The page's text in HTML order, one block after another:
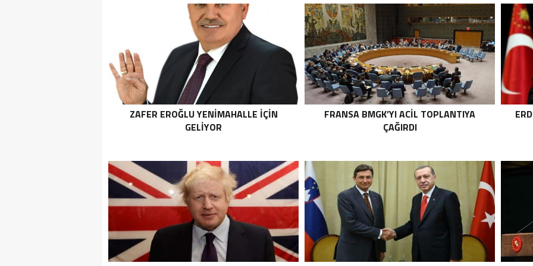
ZAFER EROĞLU YENIMAHALLE İÇIN
GELIYOR
FRANSA BMGK’YI ACIL TOPLANTIYA
ÇAĞIRDI